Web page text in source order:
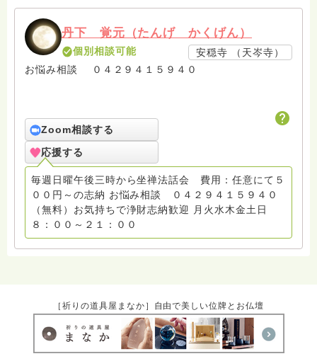
丹下 覚元（たんげ かくげん）
個別相談可能
安穏寺 （天岑寺）
お悩み相談 ０４２９４１５９４０
Zoom相談する
応援する
毎週日曜午後三時から坐禅法話会 費用：任意にて５
００円～の志納 お悩み相談 ０４２９４１５９４０
（無料）お気持ちで浄財志納歓迎 月火水木金土日
８：００～２１：００
［祈りの道具屋まなか］自由で美しい位牌とお仏壇